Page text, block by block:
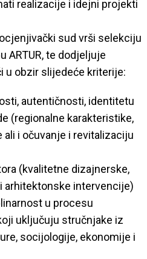
realizacije i idejni projekti
sud vrši selekciju
ARTUR, te dodjeljuje
u obzir slijedeće kriterije:
autentičnosti, identitetu
(regionalne karakteristike,
i očuvanje i revitalizaciju
(kvalitetne dizajnerske,
arhitektonske intervencije)
u procesu
uključuju stručnjake iz
socijologije, ekonomije i